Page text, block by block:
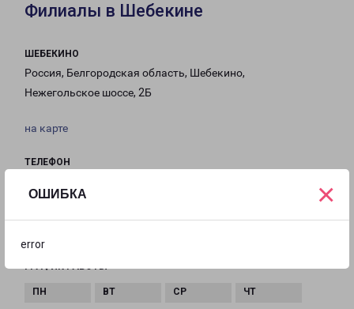
ОШИБКА
error
×
Филиалы в Шебекине
ШЕБЕКИНО
Россия, Белгородская область, Шебекино,
Нежегольское шоссе, 2Б
на карте
ТЕЛЕФОН
ГРАФИК РАБОТЫ